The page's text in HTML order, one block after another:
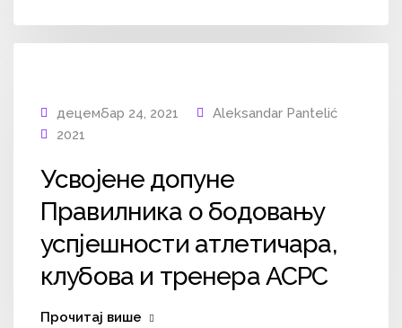
децембар 24, 2021
Aleksandar Pantelić
2021
Усвојене допуне
Правилника о бодовању
успјешности атлетичара,
клубова и тренера АСРС
Прочитај више